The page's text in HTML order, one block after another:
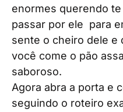
enormes querendo
passar por ele para
sente o cheiro dele e
você come o pão
saboroso.
Agora abra a porta e
seguindo o roteiro